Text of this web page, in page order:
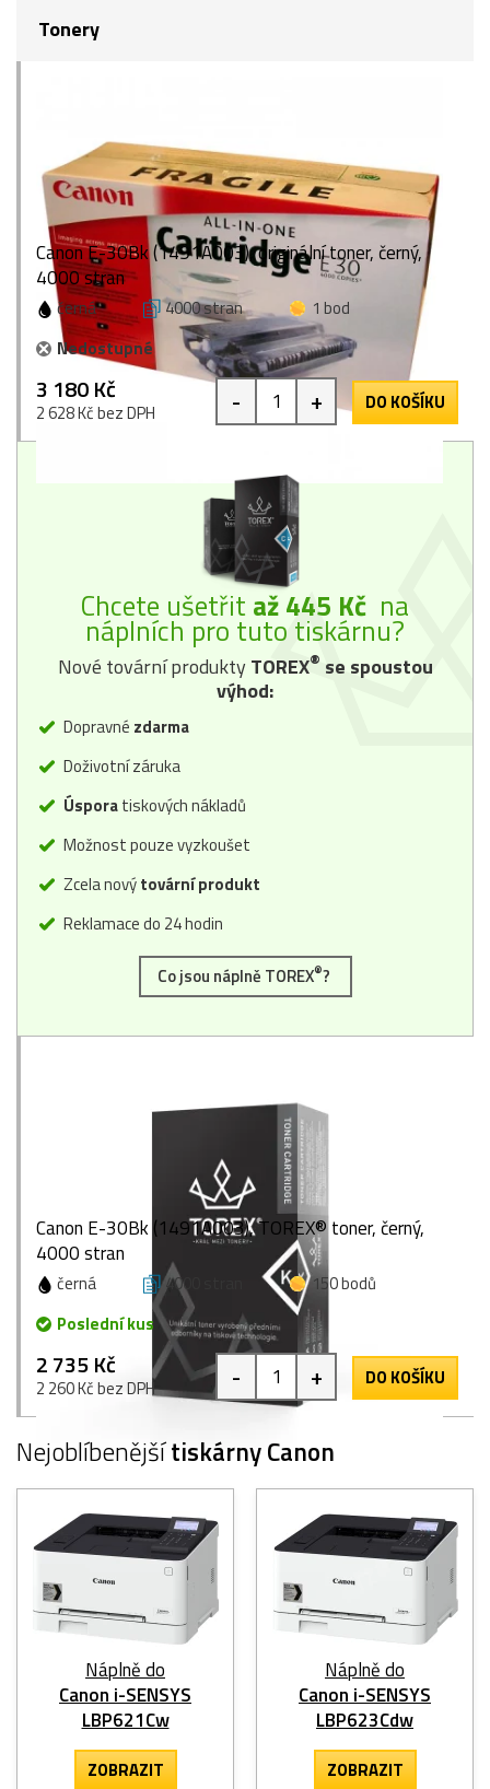
Tonery
Canon E-30Bk (1491A003), originální toner, černý,
4000 stran
černá 4000 stran
1 bod
Nedostupné
3 180 Kč
2 628 Kč bez DPH - + DO KOŠÍKU
Chcete ušetřit až 445 Kč na
náplních pro tuto tiskárnu?
Nové tovární produktyTOREX® se spoustou
výhod:
Dopravné zdarma
Doživotní záruka
Úsporatiskových nákladů
Možnost pouze vyzkoušet
Zcela novýtovární produkt
Reklamace do 24 hodin
Co jsou náplně TOREX®?
Canon E-30Bk (1491A003), TOREX® toner, černý,
4000 stran
černá 4000 stran
150 bodů
Poslední kus
2 735 Kč
2 260 Kč bez DPH - + DO KOŠÍKU
Nejoblíbenějšítiskárny Canon
Náplně do
Canon i-SENSYS
LBP621Cw
ZOBRAZIT
Náplně do
Canon i-SENSYS
LBP623Cdw
ZOBRAZIT